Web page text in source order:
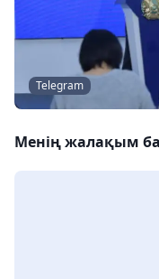
Telegram
Менің жалақым